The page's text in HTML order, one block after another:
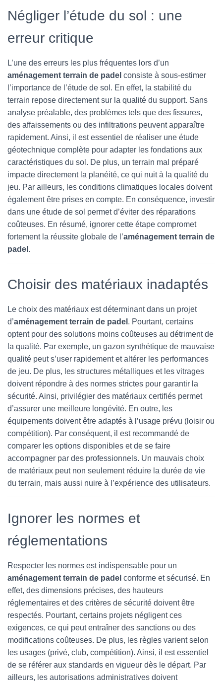
Négliger l’étude du sol : une
erreur critique
L’une des erreurs les plus fréquentes lors d’un
aménagement terrain de padel consiste à sous-estimer
l’importance de l’étude de sol. En effet, la stabilité du
terrain repose directement sur la qualité du support. Sans
analyse préalable, des problèmes tels que des fissures,
des affaissements ou des infiltrations peuvent apparaître
rapidement. Ainsi, il est essentiel de réaliser une étude
géotechnique complète pour adapter les fondations aux
caractéristiques du sol. De plus, un terrain mal préparé
impacte directement la planéité, ce qui nuit à la qualité du
jeu. Par ailleurs, les conditions climatiques locales doivent
également être prises en compte. En conséquence, investir
dans une étude de sol permet d’éviter des réparations
coûteuses. En résumé, ignorer cette étape compromet
fortement la réussite globale de l’aménagement terrain de
padel .
Choisir des matériaux inadaptés
Le choix des matériaux est déterminant dans un projet
d’aménagement terrain de padel . Pourtant, certains
optent pour des solutions moins coûteuses au détriment de
la qualité. Par exemple, un gazon synthétique de mauvaise
qualité peut s’user rapidement et altérer les performances
de jeu. De plus, les structures métalliques et les vitrages
doivent répondre à des normes strictes pour garantir la
sécurité. Ainsi, privilégier des matériaux certifiés permet
d’assurer une meilleure longévité. En outre, les
équipements doivent être adaptés à l’usage prévu (loisir ou
compétition). Par conséquent, il est recommandé de
comparer les options disponibles et de se faire
accompagner par des professionnels. Un mauvais choix
de matériaux peut non seulement réduire la durée de vie
du terrain, mais aussi nuire à l’expérience des utilisateurs.
Ignorer les normes et
réglementations
Respecter les normes est indispensable pour un
aménagement terrain de padel conforme et sécurisé. En
effet, des dimensions précises, des hauteurs
réglementaires et des critères de sécurité doivent être
respectés. Pourtant, certains projets négligent ces
exigences, ce qui peut entraîner des sanctions ou des
modifications coûteuses. De plus, les règles varient selon
les usages (privé, club, compétition). Ainsi, il est essentiel
de se référer aux standards en vigueur dès le départ. Par
ailleurs, les autorisations administratives doivent